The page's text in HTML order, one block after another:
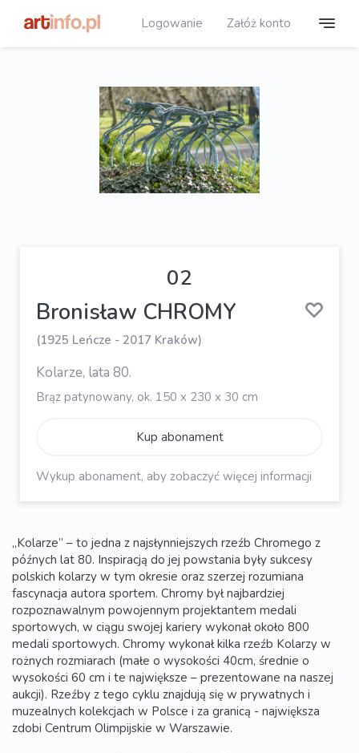
Logowanie Załóż konto
02
Bronisław CHROMY
(1925 Leńcze - 2017 Kraków)
Kolarze, lata 80.
Brąz patynowany, ok. 150 x 230 x 30 cm
Kup abonament
Wykup abonament, aby zobaczyć więcej informacji
„Kolarze” – to jedna z najsłynniejszych rzeźb Chromego z
późnych lat 80. Inspiracją do jej powstania były sukcesy
polskich kolarzy w tym okresie oraz szerzej rozumiana
fascynacja autora sportem. Chromy był najbardziej
rozpoznawalnym powojennym projektantem medali
sportowych, w ciągu swojej kariery wykonał około 800
medali sportowych. Chromy wykonał kilka rzeźb Kolarzy w
rożnych rozmiarach (małe o wysokości 40cm, średnie o
wysokości 60 cm i te największe – prezentowane na naszej
aukcji). Rzeźby z tego cyklu znajdują się w prywatnych i
muzealnych kolekcjach w Polsce i za granicą - największa
zdobi Centrum Olimpijskie w Warszawie.